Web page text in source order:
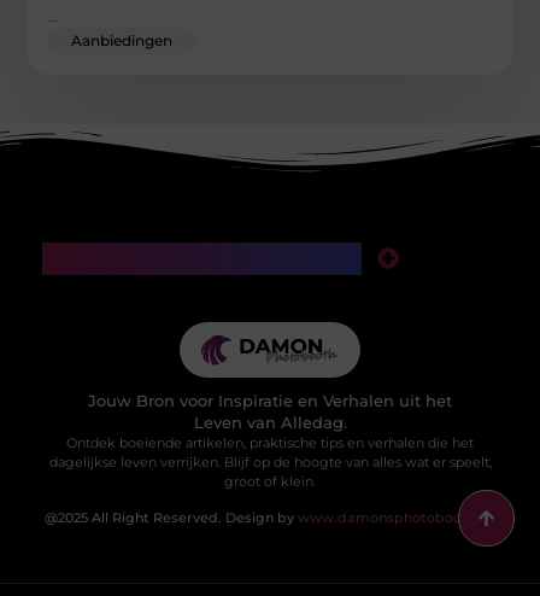
Aanbiedingen
Jouw Bron voor Inspiratie en Verhalen uit het
Leven van Alledag.
Ontdek boeiende artikelen, praktische tips en verhalen die het
dagelijkse leven verrijken. Blijf op de hoogte van alles wat er speelt,
groot of klein.
@2025 All Right Reserved. Design by www.damonsphotobooth.nl.